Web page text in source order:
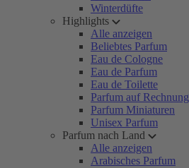
Winterdüfte
Highlights
Alle anzeigen
Beliebtes Parfum
Eau de Cologne
Eau de Parfum
Eau de Toilette
Parfum auf Rechnung
Parfum Miniaturen
Unisex Parfum
Parfum nach Land
Alle anzeigen
Arabisches Parfum